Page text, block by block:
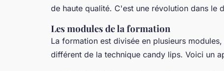
de haute qualité. C'est une révolution dans le
Les modules de la formation
La formation est divisée en plusieurs
différent de la technique candy lips. Voici un